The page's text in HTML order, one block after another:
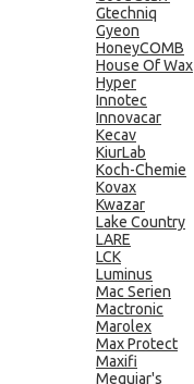
Gtechniq
Gyeon
HoneyCOMB
House Of Wax
Hyper
Innotec
Innovacar
Kecav
KiurLab
Koch-Chemie
Kovax
Kwazar
Lake Country
LARE
LCK
Luminus
Mac Serien
Mactronic
Marolex
Max Protect
Maxifi
Meguiar's